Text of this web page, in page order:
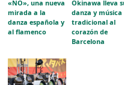
«NO», una nueva
mirada a la
danza española y
al flamenco
Okinawa lleva
danza y música
tradicional al
corazón de
Barcelona